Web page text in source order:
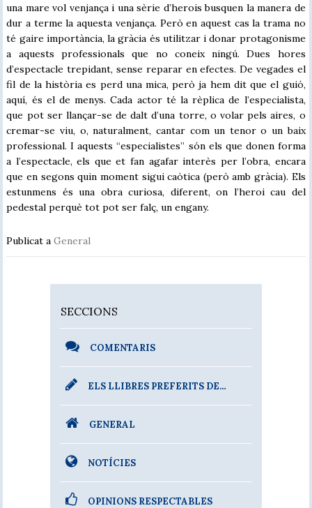
una mare vol venjança i una sèrie d’herois busquen la manera de
dur a terme la aquesta venjança. Però en aquest cas la trama no
té gaire importància, la gràcia és utilitzar i donar protagonisme
a aquests professionals que no coneix ningú. Dues hores
d’espectacle trepidant, sense reparar en efectes. De vegades el
fil de la història es perd una mica, però ja hem dit que el guió,
aquí, és el de menys. Cada actor té la rèplica de l’especialista,
que pot ser llançar-se de dalt d’una torre, o volar pels aires, o
cremar-se viu, o, naturalment, cantar com un tenor o un baix
professional. I aquests “especialistes” són els que donen forma
a l’espectacle, els que et fan agafar interès per l’obra, encara
que en segons quin moment sigui caòtica (però amb gràcia). Els
estunmens és una obra curiosa, diferent, on l’heroi cau del
pedestal perquè tot pot ser falç, un engany.
Publicat aGeneral
SECCIONS
COMENTARIS
ELS LLIBRES PREFERITS DE…
GENERAL
NOTÍCIES
OPINIONS RESPECTABLES